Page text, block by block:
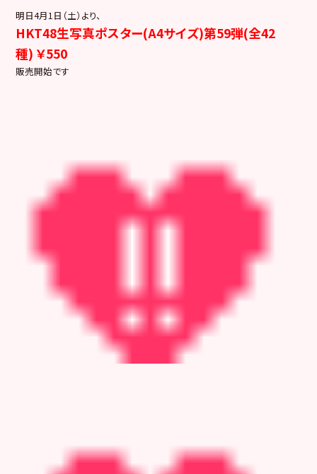
明日4月1日（土）より、
HKT48生写真ポスター(A4サイズ)第59弾(全42
種) ￥550
販売開始です